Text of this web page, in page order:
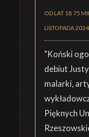
OD LAT 18 75
LISTOPADA 2024
"Koński
debiut
malarki,
Pięknych